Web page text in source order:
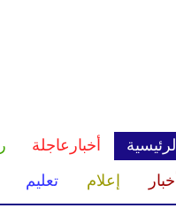
الرئيسية أخبارعاجلة
أخبار
إعلام تعليم